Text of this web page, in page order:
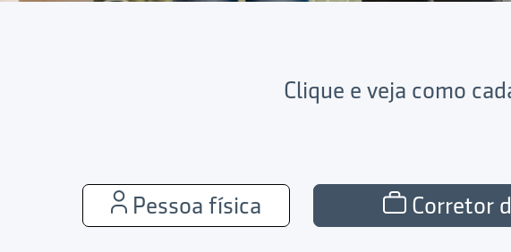
Clique e veja como
Pessoa física Corretor